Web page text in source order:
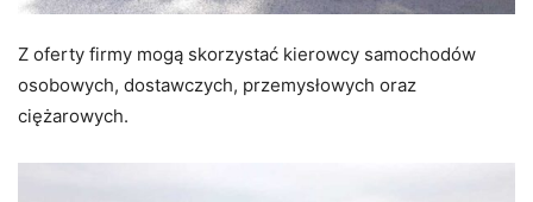
Z oferty firmy mogą skorzystać kierowcy samochodów
osobowych, dostawczych, przemysłowych oraz
ciężarowych.